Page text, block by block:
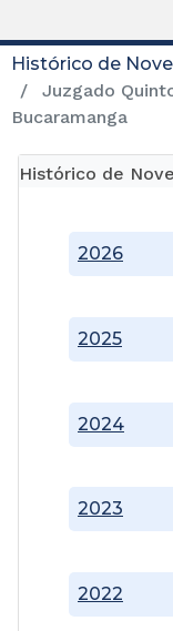
Histórico de
Juzgado
Bucaramanga
Histórico de
2022
2023
2024
2025
2026